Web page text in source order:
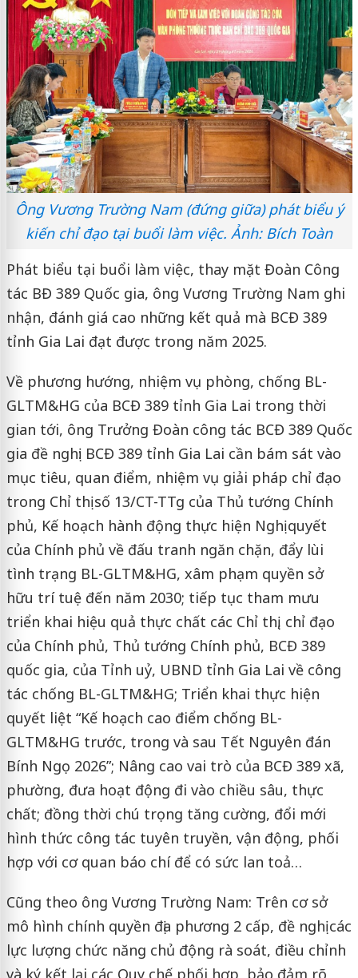
Ông Vương Trường Nam (đứng giữa) phát biểu ý
kiến chỉ đạo tại buổi làm việc. Ảnh: Bích Toàn
Phát biểu tại buổi làm việc, thay mặt Đoàn Công
tác BĐ 389 Quốc gia, ông Vương Trường Nam ghi
nhận, đánh giá cao những kết quả mà BCĐ 389
tỉnh Gia Lai đạt được trong năm 2025.
Về phương hướng, nhiệm vụ phòng, chống BL-
GLTM&HG của BCĐ 389 tỉnh Gia Lai trong thời
gian tới, ông Trưởng Đoàn công tác BCĐ 389 Quốc
gia đề nghị: BCĐ 389 tỉnh Gia Lai cần bám sát vào
mục tiêu, quan điểm, nhiệm vụ giải pháp chỉ đạo
trong Chỉ thị số 13/CT-TTg của Thủ tướng Chính
phủ, Kế hoạch hành động thực hiện Nghị quyết
của Chính phủ về đấu tranh ngăn chặn, đẩy lùi
tình trạng BL-GLTM&HG, xâm phạm quyền sở
hữu trí tuệ đến năm 2030; tiếp tục tham mưu
triển khai hiệu quả thực chất các Chỉ thị, chỉ đạo
của Chính phủ, Thủ tướng Chính phủ, BCĐ 389
quốc gia, của Tỉnh uỷ, UBND tỉnh Gia Lai về công
tác chống BL-GLTM&HG; Triển khai thực hiện
quyết liệt “Kế hoạch cao điểm chống BL-
GLTM&HG trước, trong và sau Tết Nguyên đán
Bính Ngọ 2026”; Nâng cao vai trò của BCĐ 389 xã,
phường, đưa hoạt động đi vào chiều sâu, thực
chất; đồng thời chú trọng tăng cường, đổi mới
hình thức công tác tuyên truyền, vận động, phối
hợp với cơ quan báo chí để có sức lan toả…
Cũng theo ông Vương Trường Nam: Trên cơ sở
mô hình chính quyền địa phương 2 cấp, đề nghị các
lực lượng chức năng chủ động rà soát, điều chỉnh
và ký kết lại các Quy chế phối hợp, bảo đảm rõ